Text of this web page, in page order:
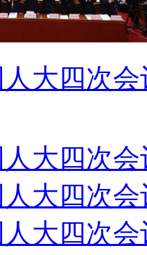
大四次
大四次
大四次
大四次